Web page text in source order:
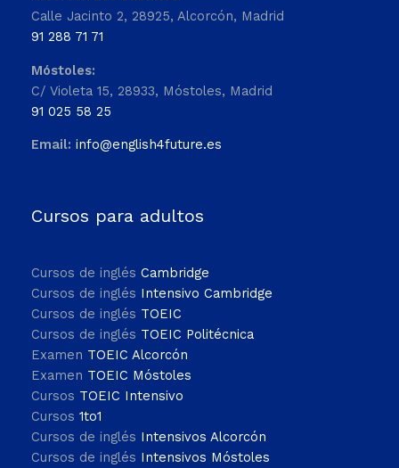
Calle Jacinto 2, 28925, Alcorcón, Madrid
91 288 71 71
Móstoles:
C/ Violeta 15, 28933, Móstoles, Madrid
91 025 58 25
Email: info@english4future.es
Cursos para adultos
Cursos de inglés Cambridge
Cursos de inglés Intensivo Cambridge
Cursos de inglés TOEIC
Cursos de inglés TOEIC Politécnica
Examen TOEIC Alcorcón
Examen TOEIC Móstoles
Cursos TOEIC Intensivo
Cursos 1to1
Cursos de inglés Intensivos Alcorcón
Cursos de inglés Intensivos Móstoles